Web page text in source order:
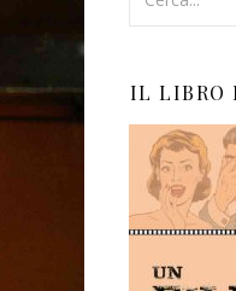
IL LIBRO